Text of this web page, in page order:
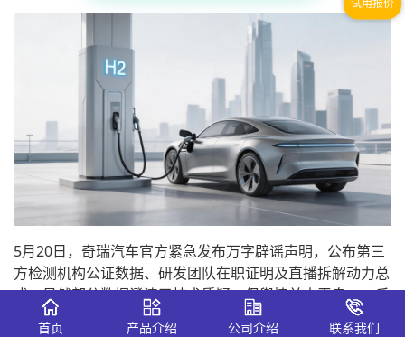
5月20日，奇瑞汽车官方紧急发布万字辟谣声明，公布第三
方检测机构公证数据、研发团队在职证明及直播拆解动力总
成。虽然部分数据澄清了技术质疑，但舆情并未平息——反
而衍生出“奇瑞官方数据修饰”“辟谣等于实锤”等二次谣言。
首页 产品介绍 公司介绍 联系我们